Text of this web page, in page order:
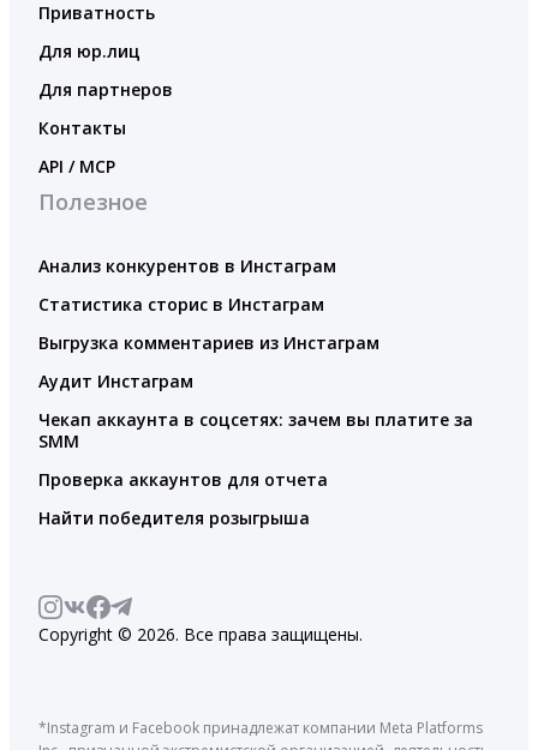
Приватность
Для юр.лиц
Для партнеров
Контакты
API / MCP
Полезное
Анализ конкурентов в Инстаграм
Статистика сторис в Инстаграм
Выгрузка комментариев из Инстаграм
Аудит Инстаграм
Чекап аккаунта в соцсетях: зачем вы платите за
SMM
Проверка аккаунтов для отчета
Найти победителя розыгрыша
Copyright © 2026. Все права защищены.
*Instagram и Facebook принадлежат компании Meta Platforms